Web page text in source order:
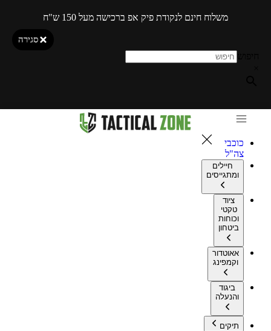
משלוח חינם לנקודת פיק אפ ברכישה מעל 150 ש"ח
סגירה
כוכבי
צה"ל
חיילים
ומתגייסים
ציוד
טקטי
וכוחות
ביטחון
אאוטדור
וקמפינג
ביגוד
והנעלה
תיקים